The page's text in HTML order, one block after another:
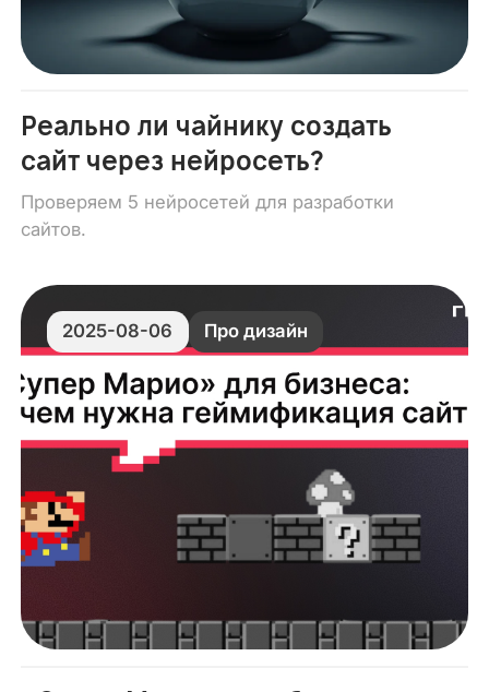
Реально ли чайнику создать
сайт через нейросеть?
Проверяем 5 нейросетей для разработки
сайтов.
2025-08-06 Про дизайн